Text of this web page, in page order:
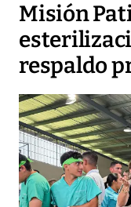
Misión
respaldo